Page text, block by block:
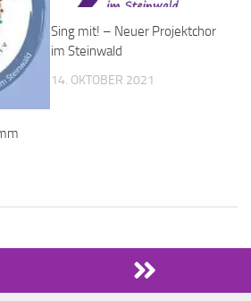
Sing mit! – Neuer Projektchor
im Steinwald
14. OKTOBER 2021